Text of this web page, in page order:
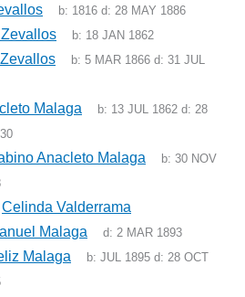
b: 1816 d:28 MAY 1886
b: 18 JAN 1862
b:5 MAR 1866 d:31 JUL
Malaga b: 13 JUL 1862 d:28
Anacleto Malaga b:30 NOV
Celinda Valderrama
Malaga d:2 MAR 1893
Malaga b:JUL 1895 d:28 OCT